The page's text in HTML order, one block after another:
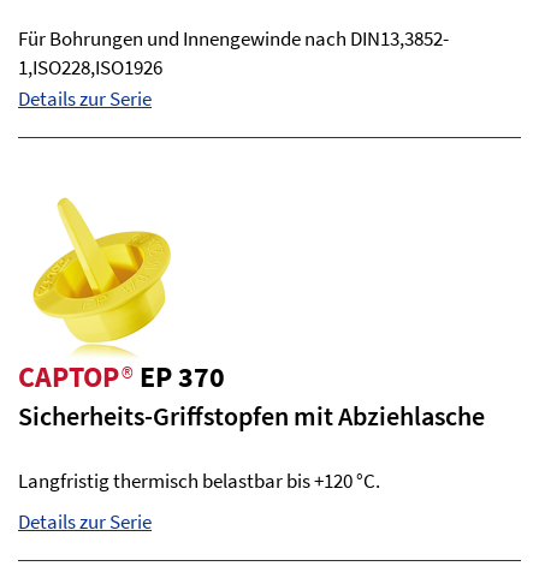
Für Bohrungen und Innengewinde nach DIN13,3852-
1,ISO228,ISO1926
Details zur Serie
CAPTOP®EP 370
Sicherheits-Griffstopfen mit Abziehlasche
Langfristig thermisch belastbar bis +120 °C.
Details zur Serie